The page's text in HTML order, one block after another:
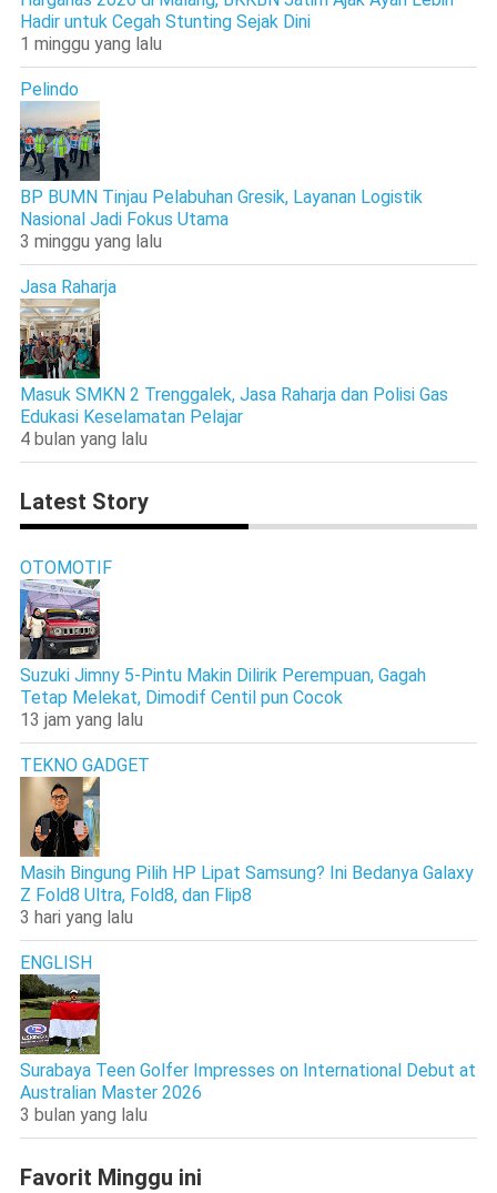
Hadir untuk Cegah Stunting Sejak Dini
1 minggu yang lalu
Pelindo
BP BUMN Tinjau Pelabuhan Gresik, Layanan Logistik
Nasional Jadi Fokus Utama
3 minggu yang lalu
Jasa Raharja
Masuk SMKN 2 Trenggalek, Jasa Raharja dan Polisi Gas
Edukasi Keselamatan Pelajar
4 bulan yang lalu
Latest Story
OTOMOTIF
Suzuki Jimny 5-Pintu Makin Dilirik Perempuan, Gagah
Tetap Melekat, Dimodif Centil pun Cocok
13 jam yang lalu
TEKNO GADGET
Masih Bingung Pilih HP Lipat Samsung? Ini Bedanya Galaxy
Z Fold8 Ultra, Fold8, dan Flip8
3 hari yang lalu
ENGLISH
Surabaya Teen Golfer Impresses on International Debut at
Australian Master 2026
3 bulan yang lalu
Favorit Minggu ini